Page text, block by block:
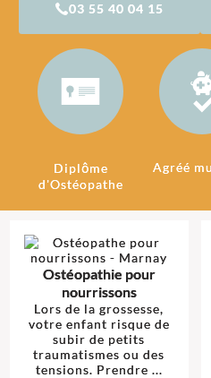
03 55 40 04 15
Diplôme
d'Ostéopathe
Agréé
Ostéopathie pour
nourrissons
Lors de la grossesse,
votre enfant risque de
subir de petits
traumatismes ou des
tensions. Prendre ...